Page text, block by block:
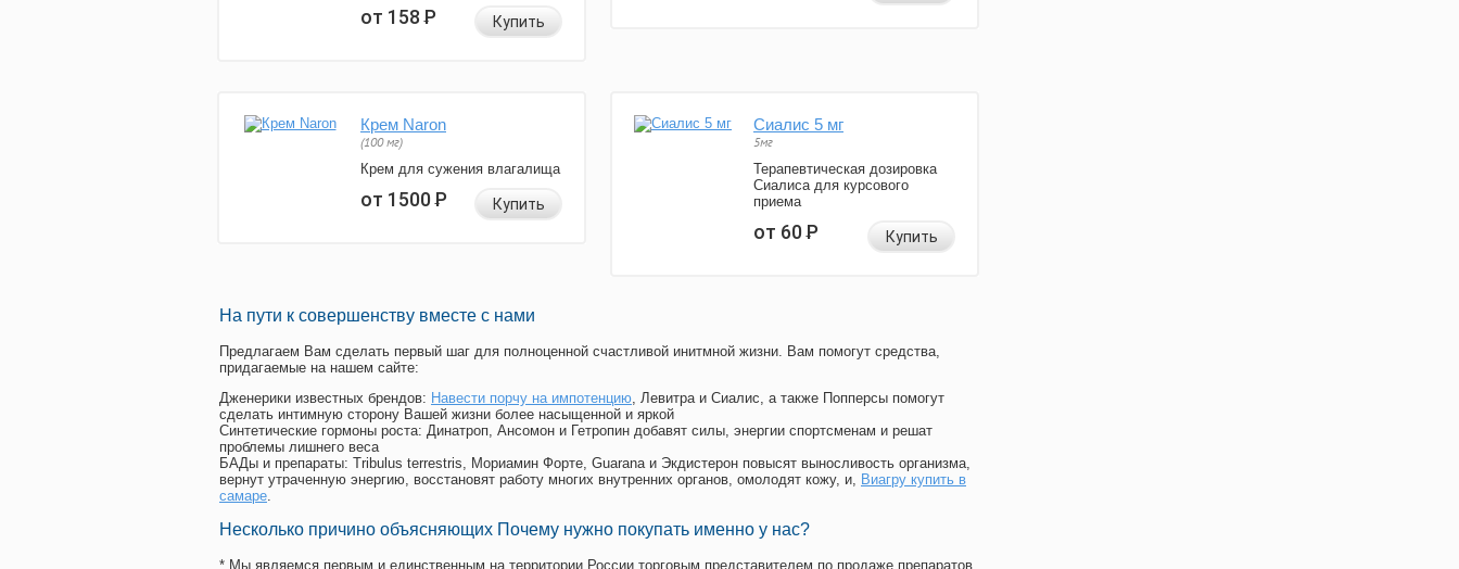
от 158Р Купить
Крем Naron
(100 мг)
Крем для сужения влагалища
от 1500Р Купить
Сиалис 5 мг
5мг
Терапевтическая дозировка
Сиалиса для курсового
приема
от 60Р Купить
На пути к совершенству вместе с нами
Предлагаем Вам сделать первый шаг для полноценной счастливой инитмной жизни. Вам помогут средства,
придагаемые на нашем сайте:
Дженерики известных брендов: Навести порчу на импотенцию, Левитра и Сиалис, а также Попперсы помогут
сделать интимную сторону Вашей жизни более насыщенной и яркой
Синтетические гормоны роста: Динатроп, Ансомон и Гетропин добавят силы, энергии спортсменам и решат
проблемы лишнего веса
БАДы и препараты: Tribulus terrestris, Мориамин Форте, Guarana и Экдистерон повысят выносливость организма,
вернут утраченную энергию, восстановят работу многих внутренних органов, омолодят кожу, и, Виагру купить в
самаре.
Несколько причино объясняющих Почему нужно покупать именно у нас?
* Мы являемся первым и единственным на территории России торговым представителем по продаже препаратов